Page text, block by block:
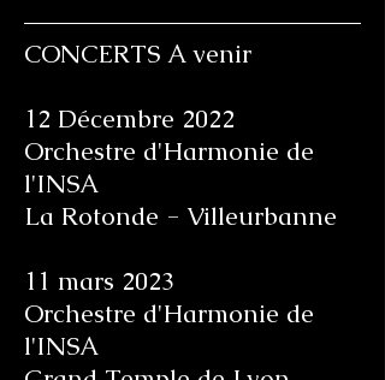
CONCERTS A venir
12 Décembre 2022
Orchestre d'Harmonie de
l'INSA
La Rotonde - Villeurbanne
11 mars 2023
Orchestre d'Harmonie de
l'INSA